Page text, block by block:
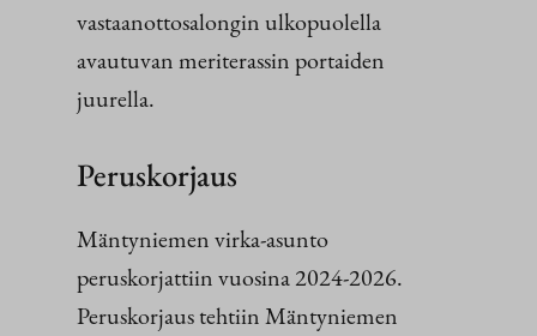
vastaanottosalongin ulkopuolella
avautuvan meriterassin portaiden
juurella.
Peruskorjaus
Mäntyniemen virka-asunto
peruskorjattiin vuosina 2024-2026.
Peruskorjaus tehtiin Mäntyniemen